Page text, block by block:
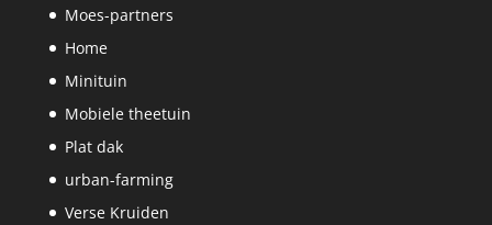
Moes-partners
Home
Minituin
Mobiele theetuin
Plat dak
urban-farming
Verse Kruiden